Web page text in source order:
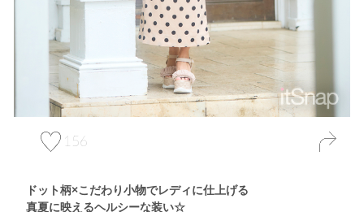
156
ドット柄×こだわり小物でレディに仕上げる
真夏に映えるヘルシーな装い☆